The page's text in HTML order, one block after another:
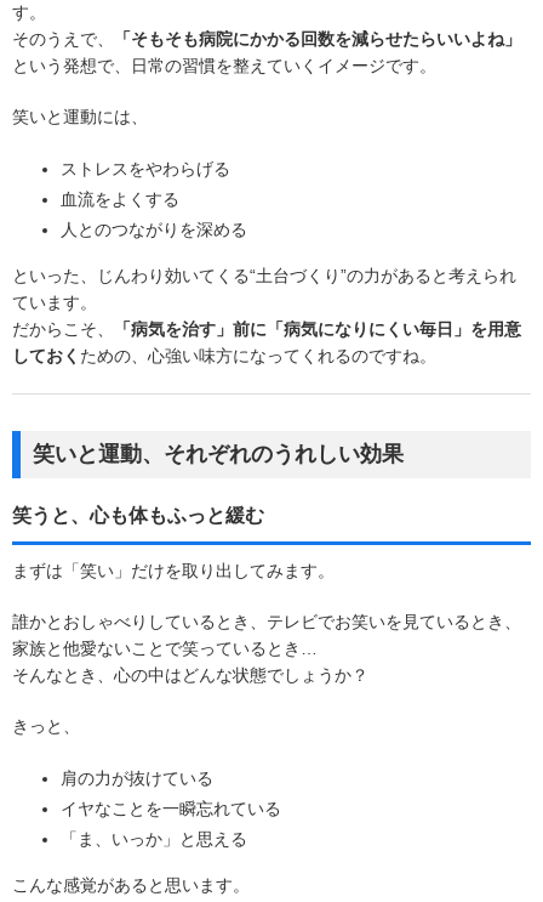
す。
そのうえで、
「そもそも病院にかかる回数を減らせたらいいよね」
という発想で、日常の習慣を整えていくイメージです。
笑いと運動には、
ストレスをやわらげる
血流をよくする
人とのつながりを深める
といった、じんわり効いてくる“土台づくり”の力があると考えられ
ています。
だからこそ、
「病気を治す」前に「病気になりにくい毎日」を用意
しておく ための、心強い味方になってくれるのですね。
笑いと運動、それぞれのうれしい効果
笑うと、心も体もふっと緩む
まずは「笑い」だけを取り出してみます。
誰かとおしゃべりしているとき、テレビでお笑いを見ているとき、
家族と他愛ないことで笑っているとき…
そんなとき、心の中はどんな状態でしょうか？
きっと、
肩の力が抜けている
イヤなことを一瞬忘れている
「ま、いっか」と思える
こんな感覚があると思います。